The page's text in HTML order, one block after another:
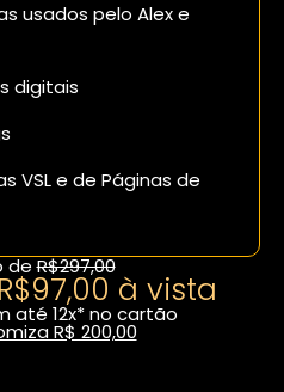
usados pelo Alex e
digitais
VSL e de Páginas de
deR$297,00
à vista
até 12x* no cartão
R$ 200,00